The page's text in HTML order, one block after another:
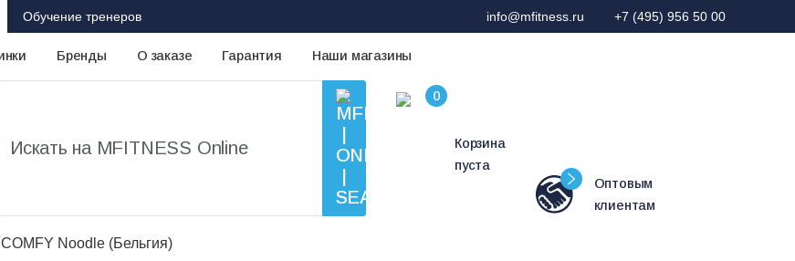
Обучение тренеров info@mfitness.ru +7 (495) 956 50 00
Бренды О заказе Гарантия Наши магазины
Корзина
пуста
Оптовым
клиентам
Noodle (Бельгия)